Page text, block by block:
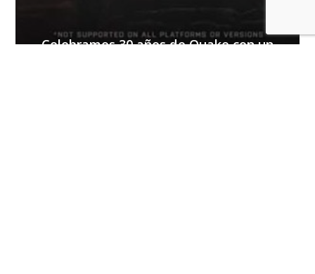
Celebramos 30 años de Quake con un